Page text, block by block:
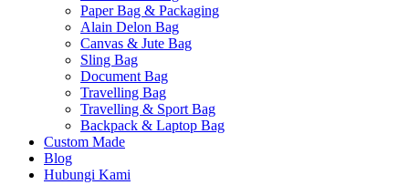
Paper Bag & Packaging
Alain Delon Bag
Canvas & Jute Bag
Sling Bag
Document Bag
Travelling Bag
Travelling & Sport Bag
Backpack & Laptop Bag
Custom Made
Blog
Hubungi Kami